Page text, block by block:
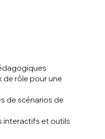
de rôle pour une
de scénarios de
interactifs et outils